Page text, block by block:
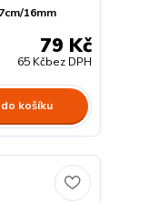
16mm
79 Kč
65 Kčbez DPH
košíku